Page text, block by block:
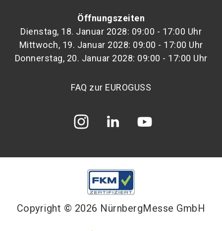
Öffnungszeiten
Dienstag, 18. Januar 2028: 09:00 - 17:00 Uhr
Mittwoch, 19. Januar 2028: 09:00 - 17:00 Uhr
Donnerstag, 20. Januar 2028: 09:00 - 17:00 Uhr
FAQ zur EUROGUSS
Copyright © 2026 NürnbergMesse GmbH